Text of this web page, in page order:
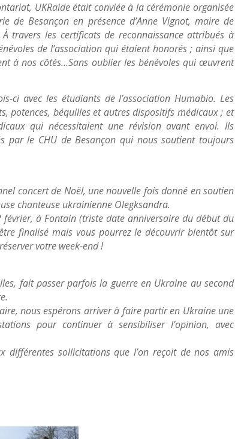
UKRaide était conviée à la cérémonie organisée
de Besançon en présence d’Anne Vignot, maire de
travers les certificats de reconnaissance attribués à
de l’association qui étaient honorés ; ainsi que
à nos côtés…Sans oublier les bénévoles qui œuvrent
ci avec les étudiants de l’association Humabio. Les
potences, béquilles et autres dispositifs médicaux ; et
qui nécessitaient une révision avant envoi. Ils
par le CHU de Besançon qui nous soutient toujours
concert de Noël, une nouvelle fois donné en soutien
chanteuse ukrainienne Olegksandra.
à Fontain (triste date anniversaire du début du
finalisé mais vous pourrez le découvrir bientôt sur
votre week-end !
fait passer parfois la guerre en Ukraine au second
nous espérons arriver à faire partir en Ukraine une
pour continuer à sensibiliser l’opinion, avec
sollicitations que l’on reçoit de nos amis